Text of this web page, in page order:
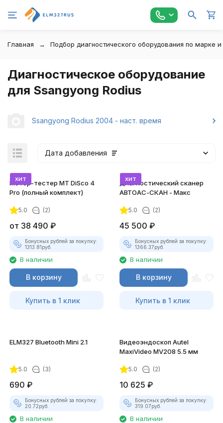
Главная Подбор диагностического оборудования по марке
Диагностическое оборудование
для Ssangyong Rodius
Ssangyong Rodius 2004 - наст. время
Дата добавления
хит
Мотор-тестер MT DiSco 4
Pro (полный комплект)
5.0 (2)
от 38 490 ₽
Бонусных рублей за покупку:
1313.81руб.
В наличии
В корзину
Купить в 1 клик
хит
Диагностический сканер
АВТОАС-СКАН - Макс
5.0 (2)
45 500 ₽
Бонусных рублей за покупку:
1366.37руб.
В наличии
В корзину
Купить в 1 клик
ELM327 Bluetooth Mini 2.1
5.0 (3)
690 ₽
Бонусных рублей за покупку:
20.72руб.
В наличии
Видеоэндоскоп Autel
MaxiVideo MV208 5.5 мм
5.0 (2)
10 625 ₽
Бонусных рублей за покупку:
319.07руб.
В наличии